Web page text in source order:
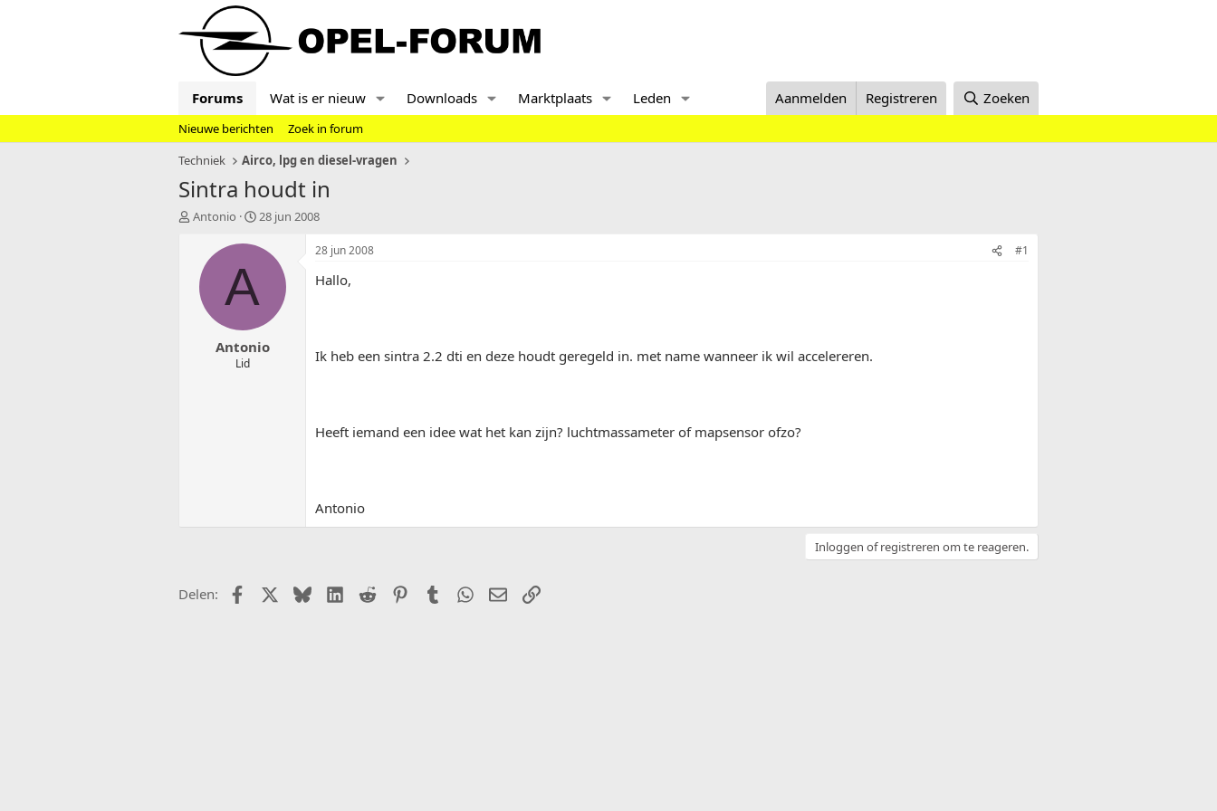
Forums Wat is er nieuw Downloads Marktplaats Leden Aanmelden Registreren Zoeken
Nieuwe berichten
Zoek in forum
Techniek
Airco, lpg en diesel-vragen
Sintra houdt in
T
Antonio
S
a
t
u
28 jun 2008
A
Antonio
Lid
28 jun 2008 #1
Hallo,
Ik heb een sintra 2.2 dti en deze houdt geregeld in. met name wanneer ik wil accelereren.
Heeft iemand een idee wat het kan zijn? luchtmassameter of mapsensor ofzo?
Antonio
Inloggen of registreren om te reageren.
Delen: FacebookX (Twitter)
BlueskyLinkedIn
Reddit PinterestTumblr WhatsApp
E-mailLink